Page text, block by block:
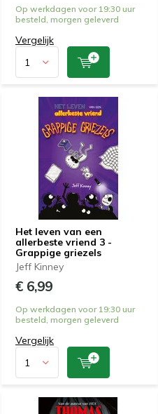
Op werkdagen voor 19:30 uur
besteld, morgen geleverd
Vergelijk
Het leven van een
allerbeste vriend 3 -
Grappige griezels
Jeff Kinney
€ 6,99
Op werkdagen voor 19:30 uur
besteld, morgen geleverd
Vergelijk